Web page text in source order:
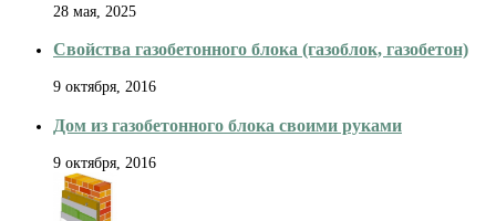
28 мая, 2025
Свойства газобетонного блока (газоблок, газобетон)
9 октября, 2016
Дом из газобетонного блока своими руками
9 октября, 2016